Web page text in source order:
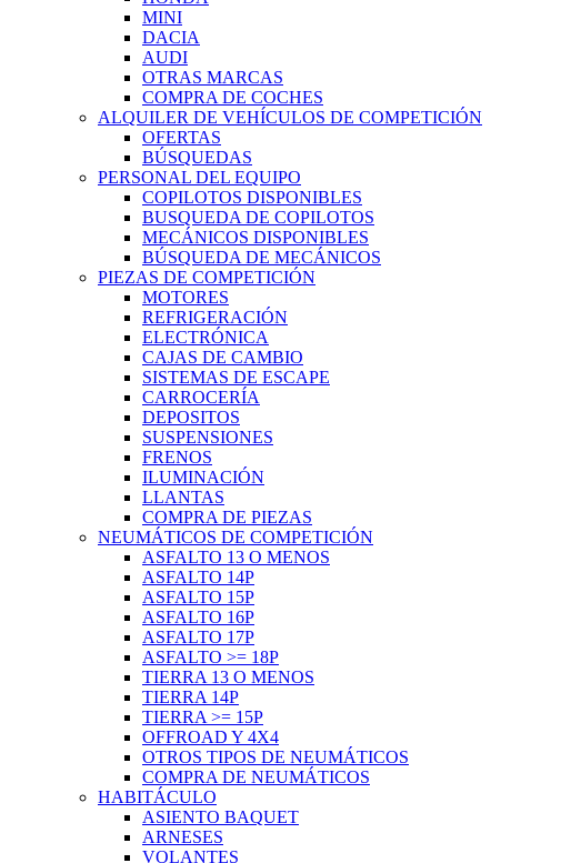
MINI
DACIA
AUDI
OTRAS MARCAS
COMPRA DE COCHES
ALQUILER DE VEHÍCULOS DE COMPETICIÓN
OFERTAS
BÚSQUEDAS
PERSONAL DEL EQUIPO
COPILOTOS DISPONIBLES
BUSQUEDA DE COPILOTOS
MECÁNICOS DISPONIBLES
BÚSQUEDA DE MECÁNICOS
PIEZAS DE COMPETICIÓN
MOTORES
REFRIGERACIÓN
ELECTRÓNICA
CAJAS DE CAMBIO
SISTEMAS DE ESCAPE
CARROCERÍA
DEPOSITOS
SUSPENSIONES
FRENOS
ILUMINACIÓN
LLANTAS
COMPRA DE PIEZAS
NEUMÁTICOS DE COMPETICIÓN
ASFALTO 13 O MENOS
ASFALTO 14P
ASFALTO 15P
ASFALTO 16P
ASFALTO 17P
ASFALTO >= 18P
TIERRA 13 O MENOS
TIERRA 14P
TIERRA >= 15P
OFFROAD Y 4X4
OTROS TIPOS DE NEUMÁTICOS
COMPRA DE NEUMÁTICOS
HABITÁCULO
ASIENTO BAQUET
ARNESES
VOLANTES